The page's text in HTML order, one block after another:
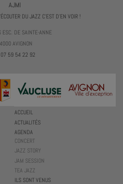
AJMI
DU JAZZ C'EST D'EN VOIR !
ESC. DE SAINTE-ANNE
AVIGNON
59 54 22 92
ACCUEIL
ACTUALITÉS
AGENDA
CONCERT
JAZZ STORY
JAM SESSION
TEA JAZZ
ILS SONT VENUS